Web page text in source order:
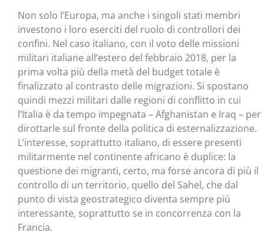
Non solo l’Europa, ma anche i singoli stati membri
investono i loro eserciti del ruolo di controllori dei
confini. Nel caso italiano, con il voto delle missioni
militari italiane all’estero del febbraio 2018, per la
prima volta più della metà del budget totale è
finalizzato al contrasto delle migrazioni. Si spostano
quindi mezzi militari dalle regioni di conflitto in cui
l’Italia è da tempo impegnata – Afghanistan e Iraq – per
dirottarle sul fronte della politica di esternalizzazione.
L’interesse, soprattutto italiano, di essere presenti
militarmente nel continente africano è duplice: la
questione dei migranti, certo, ma forse ancora di più il
controllo di un territorio, quello del Sahel, che dal
punto di vista geostrategico diventa sempre più
interessante, soprattutto se in concorrenza con la
Francia.